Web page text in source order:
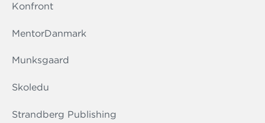
Konfront
MentorDanmark
Munksgaard
Skoledu
Strandberg Publishing